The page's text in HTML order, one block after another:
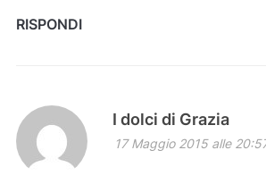
RISPONDI
I dolci di Grazia
17 Maggio 2015 alle